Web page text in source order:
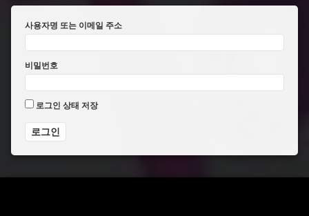
사용자명 또는 이메일 주소
비밀번호
로그인 상태 저장